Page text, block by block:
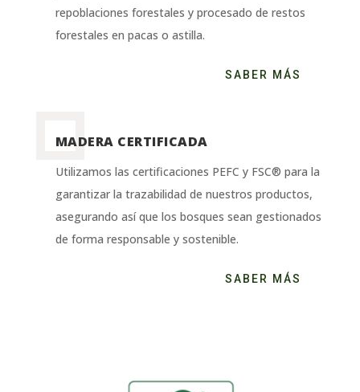
repoblaciones forestales y procesado de restos
forestales en pacas o astilla.
SABER MÁS
MADERA CERTIFICADA
Utilizamos las certificaciones PEFC y FSC® para la
garantizar la trazabilidad de nuestros productos,
asegurando así que los bosques sean gestionados
de forma responsable y sostenible.
SABER MÁS